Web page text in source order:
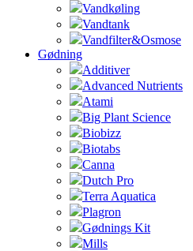
Vandkøling
Vandtank
Vandfilter&Osmose
Gødning
Additiver
Advanced Nutrients
Atami
Big Plant Science
Biobizz
Biotabs
Canna
Dutch Pro
Terra Aquatica
Plagron
Gødnings Kit
Mills